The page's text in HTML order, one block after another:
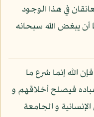
في هذا الوجود
أن يبغض الله سبحانه
الله إنما شرع ما
فيصلح أخلاقهم و
و الجامعة